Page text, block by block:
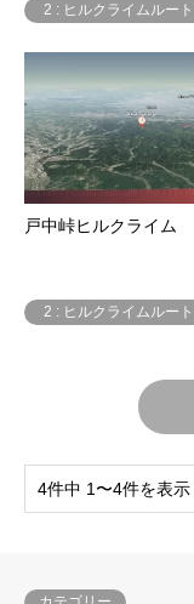
2 : ヒルクライムルート
戸中峠ヒルクライム
2 : ヒルクライムルート
4件中 1〜4件を表示